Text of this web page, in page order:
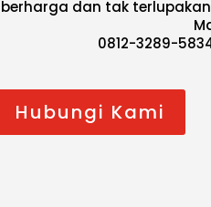
berharga dan tak
0812-3289-
Hubungi Kami